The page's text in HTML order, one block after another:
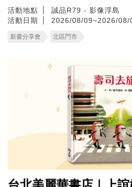
活動地點
誠品R79 - 影像浮島
活動日期
2026/08/09~2026/08/
新書分享會 北區門市